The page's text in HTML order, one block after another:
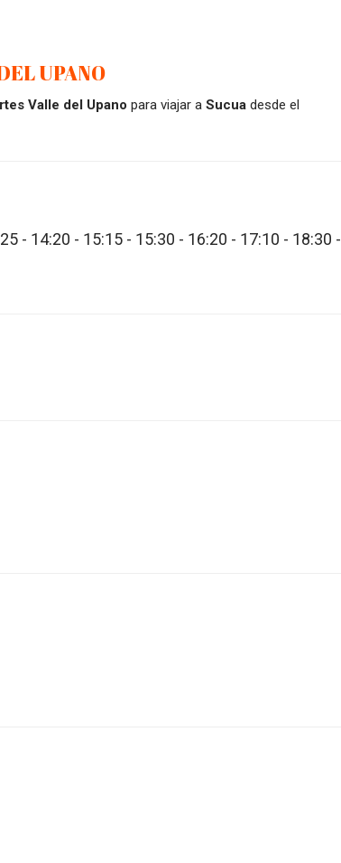
UPANO
Valle del Upano para viajar a Sucua desde el
- 14:20 - 15:15 - 15:30 - 16:20 - 17:10 - 18:30 -